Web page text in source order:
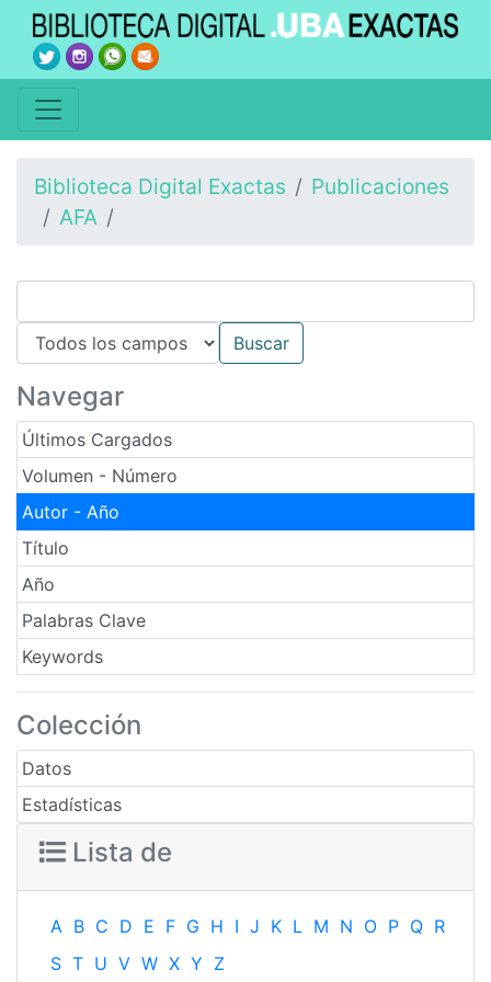
Biblioteca Digital Exactas
Publicaciones
AFA
Navegar
Últimos Cargados
Volumen - Número
Autor - Año
Título
Año
Palabras Clave
Keywords
Colección
Datos
Estadísticas
Lista de
A B C D E F G H I J K L M N O P Q R
S T U V W X Y Z